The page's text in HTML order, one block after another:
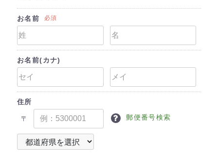
お名前 必須
お名前(カナ)
住所
〒 郵便番号検索